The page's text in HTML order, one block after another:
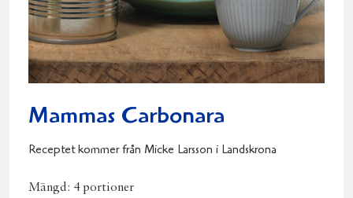
Mammas Carbonara
Receptet kommer från Micke Larsson i Landskrona
Mängd: 4 portioner